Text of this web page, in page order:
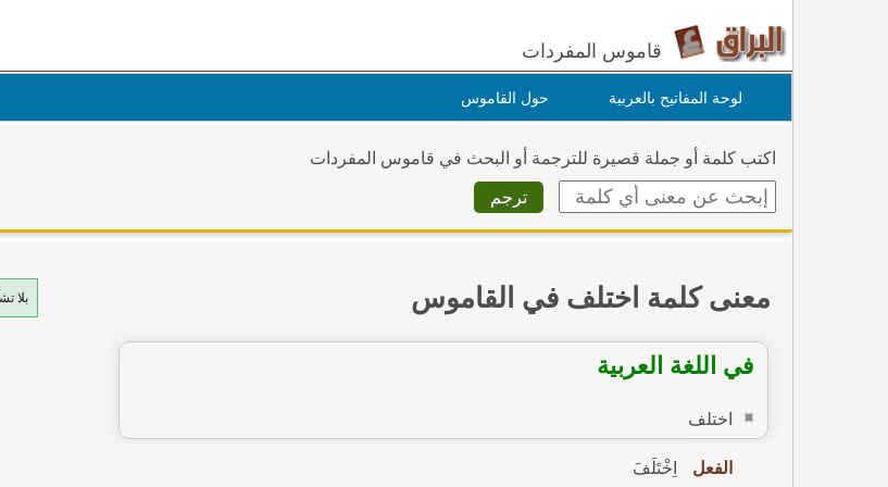
قاموس المفردات
لوحة المفاتيح بالعربية حول القاموس
اكتب كلمة أو جملة قصيرة للترجمة أو البحث في قاموس المفردات
بلا معنى كلمة اختلف في القاموس
في اللغة العربية
اختلف
الفعل اِخْتَلَفَ